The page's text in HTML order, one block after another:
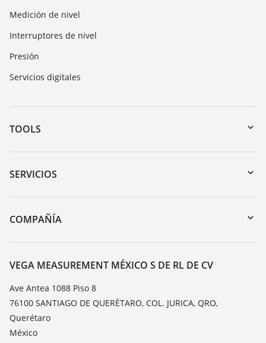
Medición de nivel
Interruptores de nivel
Presión
Servicios digitales
TOOLS
Zona de descarga
Búsqueda por número de serie
DTM Collection/PACTware
SERVICIOS
Devolución de instrumentos
Cursos de formacion
TeamViewer
COMPAÑÍA
Acerca de VEGA
Contacto
Notícias
Prensa
Blog
VEGA MEASUREMENT MÉXICO S DE RL DE CV
Ave Antea 1088 Piso 8
76100 SANTIAGO DE QUERÉTARO, COL. JURICA, QRO,
Querétaro
México